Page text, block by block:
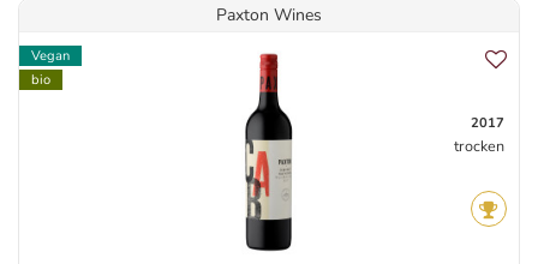
Paxton Wines
Vegan
bio
2017
trocken